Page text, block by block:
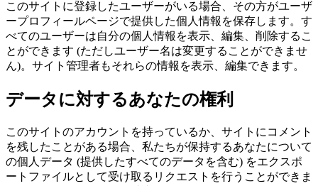
このサイトに登録したユーザーがいる場合、その方がユーザ
ープロフィールページで提供した個人情報を保存します。す
べてのユーザーは自分の個人情報を表示、編集、削除するこ
とができます (ただしユーザー名は変更することができませ
ん)。サイト管理者もそれらの情報を表示、編集できます。
データに対するあなたの権利
このサイトのアカウントを持っているか、サイトにコメント
を残したことがある場合、私たちが保持するあなたについて
の個人データ (提供したすべてのデータを含む) をエクスポ
ートファイルとして受け取るリクエストを行うことができま